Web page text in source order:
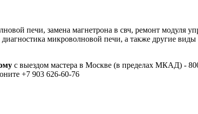
печи, замена магнетрона в свч, ремонт модуля
микроволновой печи, а также другие
с выездом мастера в Москве (в пределах МКАД) -
+7 903 626-60-76